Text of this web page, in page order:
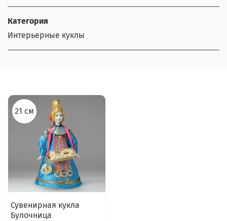
Категория
Интерьерные куклы
21 см
Сувенирная кукла
Булочница